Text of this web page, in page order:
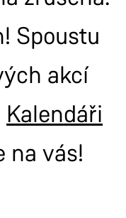
Spoustu
akcí
Kalendáři
na vás!